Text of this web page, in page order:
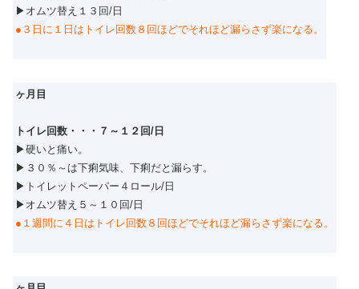
▶オムツ替え１３回/日
●３日に１日はトイレ回数８回ほどでそれほど漏らさず楽になる。
ヶ月目
トイレ回数・・・７～１２回/日
▶硬いと痛い。
▶３０％～は下痢気味、下痢だと漏らす。
▶トイレットペーパー４ロール/日
▶オムツ替え５～１０回/日
●１週間に４日はトイレ回数８回ほどでそれほど漏らさず楽になる。